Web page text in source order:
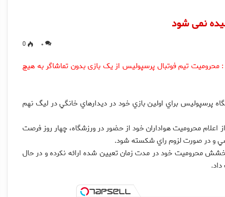
نمی شود
۰ 0
تیم فوتبال پرسپولیس از یک بازی بدون تماشاگر به هیچ
پرسپوليس براي اولين بازي خود در ديدارهاي خانگي در ليگ نهم
محروميت هواداران خود از حضور در ورزشگاه، چهار روز فرصت
و در صورت لزوم راي شكسته شود.
محروميت خود در مدت زمان تعيين شده ارائه نكرده و در حال